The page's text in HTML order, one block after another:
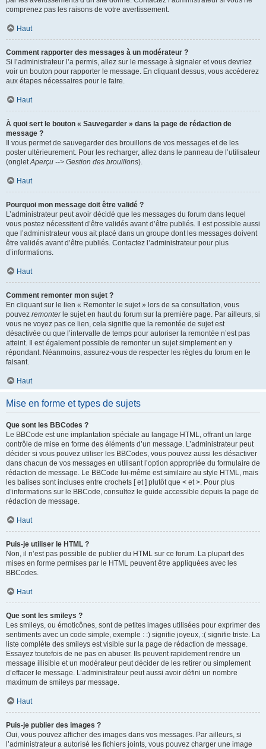
comprenez pas les raisons de votre avertissement.
Haut
Comment rapporter des messages à un modérateur ?
Si l’administrateur l’a permis, allez sur le message à signaler et vous devriez
voir un bouton pour rapporter le message. En cliquant dessus, vous accéderez
aux étapes nécessaires pour le faire.
Haut
À quoi sert le bouton « Sauvegarder » dans la page de rédaction de
message ?
Il vous permet de sauvegarder des brouillons de vos messages et de les
poster ultérieurement. Pour les recharger, allez dans le panneau de l’utilisateur
(ongletAperçu --> Gestion des brouillons).
Haut
Pourquoi mon message doit être validé ?
L’administrateur peut avoir décidé que les messages du forum dans lequel
vous postez nécessitent d’être validés avant d’être publiés. Il est possible aussi
que l’administrateur vous ait placé dans un groupe dont les messages doivent
être validés avant d’être publiés. Contactez l’administrateur pour plus
d’informations.
Haut
Comment remonter mon sujet ?
En cliquant sur le lien « Remonter le sujet » lors de sa consultation, vous
pouvez remonterle sujet en haut du forum sur la première page. Par ailleurs, si
vous ne voyez pas ce lien, cela signifie que la remontée de sujet est
désactivée ou que l’intervalle de temps pour autoriser la remontée n’est pas
atteint. Il est également possible de remonter un sujet simplement en y
répondant. Néanmoins, assurez-vous de respecter les règles du forum en le
faisant.
Haut
Mise en forme et types de sujets
Que sont les BBCodes ?
Le BBCode est une implantation spéciale au langage HTML, offrant un large
contrôle de mise en forme des éléments d’un message. L’administrateur peut
décider si vous pouvez utiliser les BBCodes, vous pouvez aussi les désactiver
dans chacun de vos messages en utilisant l’option appropriée du formulaire de
rédaction de message. Le BBCode lui-même est similaire au style HTML, mais
les balises sont incluses entre crochets [ et ] plutôt que < et >. Pour plus
d’informations sur le BBCode, consultez le guide accessible depuis la page de
rédaction de message.
Haut
Puis-je utiliser le HTML ?
Non, il n’est pas possible de publier du HTML sur ce forum. La plupart des
mises en forme permises par le HTML peuvent être appliquées avec les
BBCodes.
Haut
Que sont les smileys ?
Les smileys, ou émoticônes, sont de petites images utilisées pour exprimer des
sentiments avec un code simple, exemple : :) signifie joyeux, :( signifie triste. La
liste complète des smileys est visible sur la page de rédaction de message.
Essayez toutefois de ne pas en abuser. Ils peuvent rapidement rendre un
message illisible et un modérateur peut décider de les retirer ou simplement
d’effacer le message. L’administrateur peut aussi avoir défini un nombre
maximum de smileys par message.
Haut
Puis-je publier des images ?
Oui, vous pouvez afficher des images dans vos messages. Par ailleurs, si
l’administrateur a autorisé les fichiers joints, vous pouvez charger une image